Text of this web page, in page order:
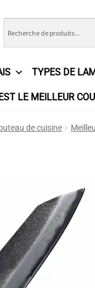
TYPES DE
LE MEILLEUR
Conditions Générales
magasin
de cuisine